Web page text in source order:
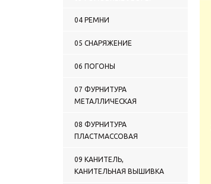
04 РЕМНИ
05 СНАРЯЖЕНИЕ
06 ПОГОНЫ
07 ФУРНИТУРА
МЕТАЛЛИЧЕСКАЯ
08 ФУРНИТУРА
ПЛАСТМАССОВАЯ
09 КАНИТЕЛЬ,
КАНИТЕЛЬНАЯ ВЫШИВКА